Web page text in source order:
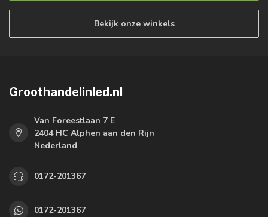
Bekijk onze winkels
Groothandelinled.nl
Van Foreestlaan 7 E
2404 HC Alphen aan den Rijn
Nederland
0172-201367
0172-201367